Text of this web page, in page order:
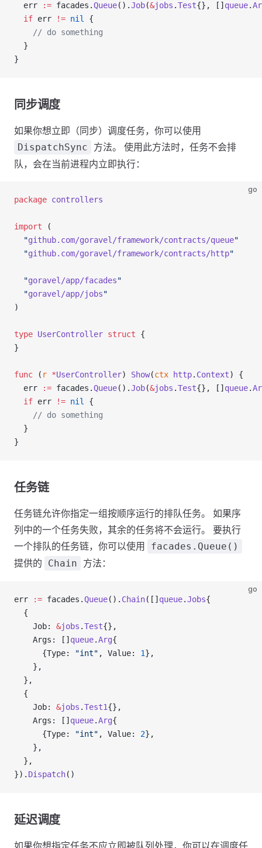
  err
:= facades.Queue().Job(&jobs .Test{}, [] queue.
  if
err != nil
{
    // do something
  }
}
同步调度
如果你想立即（同步）调度任务，你可以使用
DispatchSync
方法。 使用此方法时，任务不会排
队，会在当前进程内立即执行：
go
package controllers
import (
  "
github.com/goravel/framework/contracts/queue"
  "
github.com/goravel/framework/contracts/http"
  "
goravel/app/facades"
  "
goravel/app/jobs"
)
type UserController struct {
}
func ( r *UserController) Show(ctx http. Context) {
  err
:= facades.Queue().Job(&jobs .Test{}, [] queue.
  if
err != nil
{
    // do something
  }
}
任务链
任务链允许你指定一组按顺序运行的排队任务。 如果序
列中的一个任务失败，其余的任务将不会运行。 要执行
一个排队的任务链，你可以使用
facades.Queue()
提供的 Chain 方法：
go
err := facades.Queue(). Chain([] queue.Jobs{
  {
    Job:
&jobs .Test{},
    Args: []
queue.Arg{
      {Type:
"int" , Value: 1},
    },
  },
  {
    Job:
&jobs .Test1{},
    Args: []
queue.Arg{
      {Type:
"int" , Value: 2},
    },
  },
}). Dispatch()
延迟调度
如果你想指定任务不应立即被队列处理，你可以在调度任